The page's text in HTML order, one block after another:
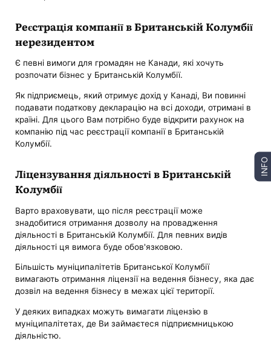
Реєстрація компанії в Британській Колумбії
нерезидентом
Є певні вимоги для громадян не Канади, які хочуть
розпочати бізнес у Британській Колумбії.
Як підприємець, який отримує дохід у Канаді, Ви повинні
подавати податкову декларацію на всі доходи, отримані в
країні. Для цього Вам потрібно буде відкрити рахунок на
компанію під час реєстрації компанії в Британській
Колумбії.
Ліцензування діяльності в Британській
Колумбії
Варто враховувати, що після реєстрації може
знадобитися отримання дозволу на провадження
діяльності в Британській Колумбії. Для певних видів
діяльності ця вимога буде обов'язковою.
Більшість муніципалітетів Британської Колумбії
вимагають отримання ліцензії на ведення бізнесу, яка дає
дозвіл на ведення бізнесу в межах цієї території.
У деяких випадках можуть вимагати ліцензію в
муніципалітетах, де Ви займаєтеся підприємницькою
діяльністю.
INFO